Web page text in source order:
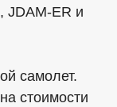
JDAM-ER и
самолет.
стоимости